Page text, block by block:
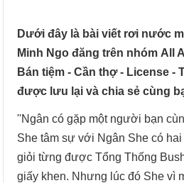
Dưới đây là bài viết rơi nước
Minh Ngo đăng trên nhóm All
Bán tiệm - Cần thợ - License -
được lưu lại và chia sẻ cùng
''Ngân có gặp một người bạn
She tâm sự với Ngân She có
giỏi từng được Tổng Thống
giấy khen. Nhưng lúc đó She vì